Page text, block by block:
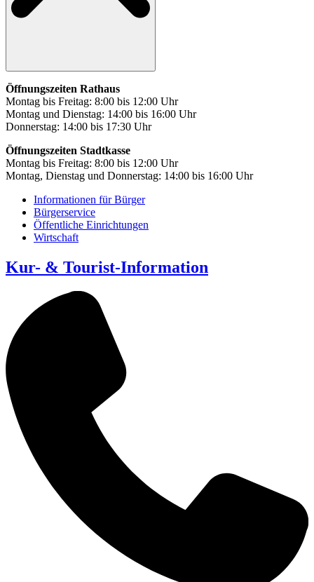
Öffnungszeiten Rathaus
Montag bis Freitag: 8:00 bis 12:00 Uhr
Montag und Dienstag: 14:00 bis 16:00 Uhr
Donnerstag: 14:00 bis 17:30 Uhr
Öffnungszeiten Stadtkasse
Montag bis Freitag: 8:00 bis 12:00 Uhr
Montag, Dienstag und Donnerstag: 14:00 bis 16:00 Uhr
Informationen für Bürger
Bürgerservice
Öffentliche Einrichtungen
Wirtschaft
Kur- & Tourist-Information